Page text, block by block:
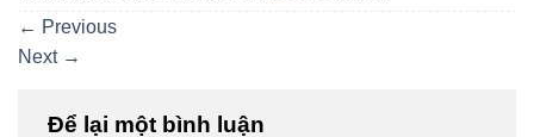
← Previous
Next →
Để lại một bình luận